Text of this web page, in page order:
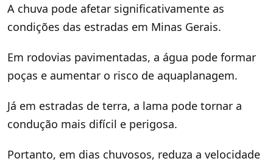
A chuva pode afetar significativamente as
condições das estradas em Minas Gerais.
Em rodovias pavimentadas, a água pode formar
poças e aumentar o risco de aquaplanagem.
Já em estradas de terra, a lama pode tornar a
condução mais difícil e perigosa.
Portanto, em dias chuvosos, reduza a velocidade